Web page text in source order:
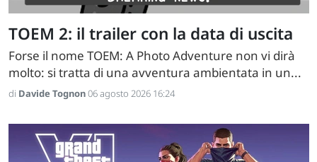
TOEM 2: il trailer con la data di uscita
Forse il nome TOEM: A Photo Adventure non vi dirà
molto: si tratta di una avventura ambientata in un...
di Davide Tognon06 agosto 2026 16:24